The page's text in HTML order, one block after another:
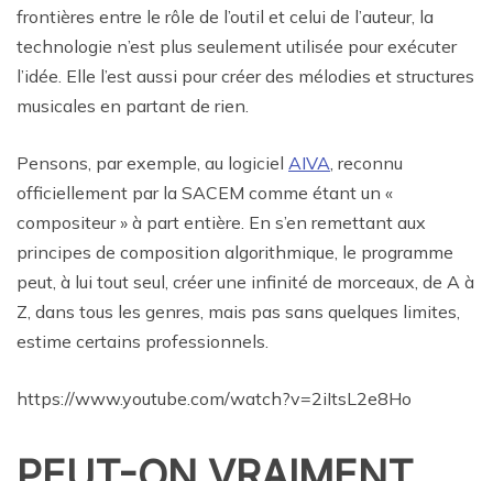
frontières entre le rôle de l’outil et celui de l’auteur, la
technologie n’est plus seulement utilisée pour exécuter
l’idée. Elle l’est aussi pour créer des mélodies et structures
musicales en partant de rien.
Pensons, par exemple, au logiciel AIVA , reconnu
officiellement par la SACEM comme étant un «
compositeur » à part entière. En s’en remettant aux
principes de composition algorithmique, le programme
peut, à lui tout seul, créer une infinité de morceaux, de A à
Z, dans tous les genres, mais pas sans quelques limites,
estime certains professionnels.
https://www.youtube.com/watch?v=2iItsL2e8Ho